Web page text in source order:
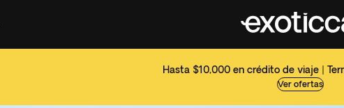
Hasta $10,000 en crédito de viaje |
Ver ofertas